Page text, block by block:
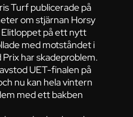
Turf publicerade på
om stjärnan Horsy
Elitloppet på ett nytt
med motståndet i
har skadeproblem.
UET-finalen på
nu kan hela vintern
med ett bakben